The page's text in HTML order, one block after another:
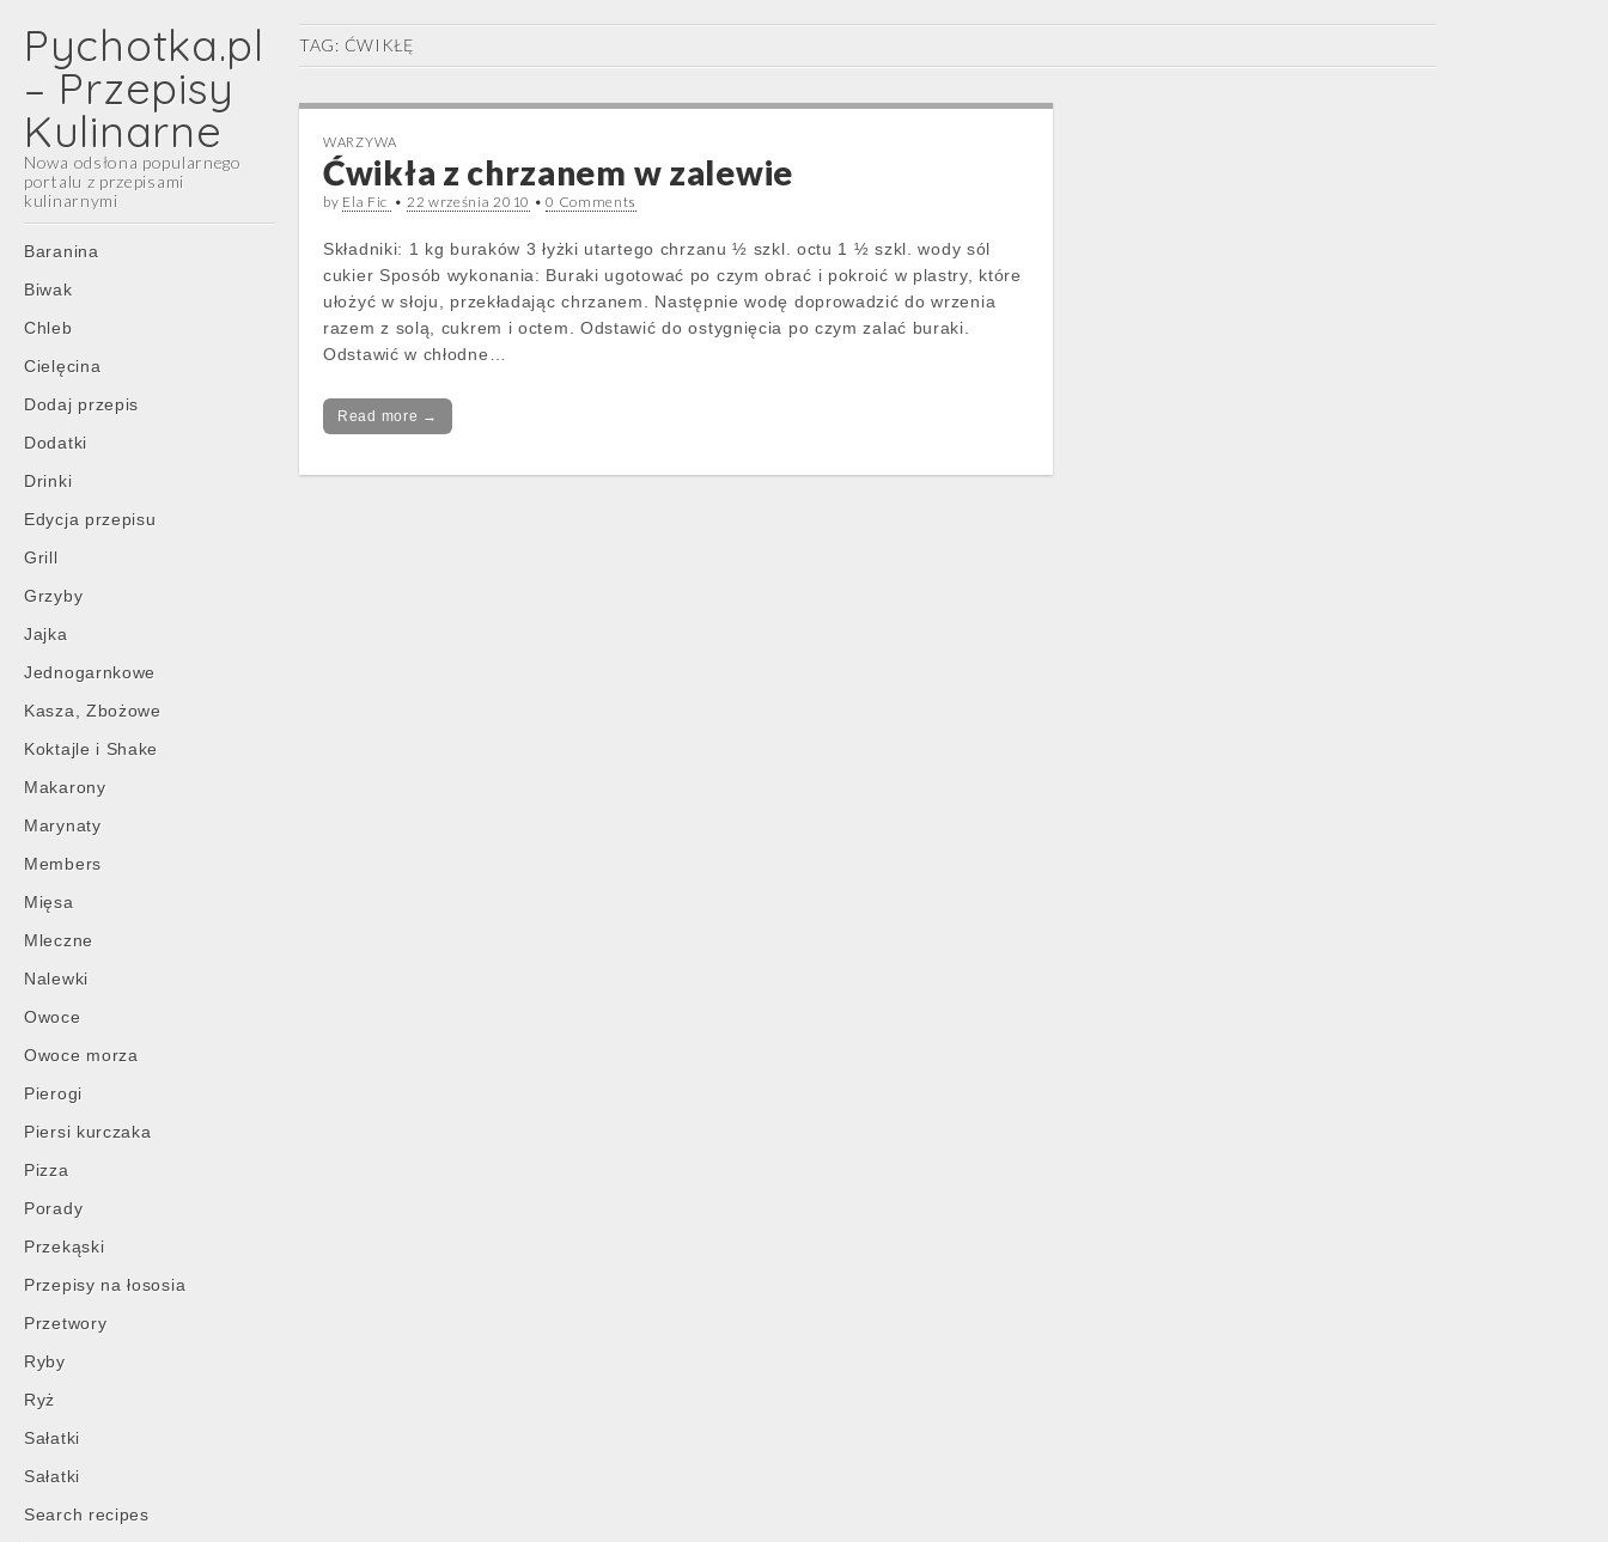
Pychotka.pl
– Przepisy
Kulinarne
Nowa odsłona popularnego
portalu z przepisami
kulinarnymi
Main
menu
Skip
content
Baranina
Biwak
Chleb
Cielęcina
Dodaj przepis
Dodatki
Drinki
Edycja przepisu
Grill
Grzyby
Jajka
Jednogarnkowe
Kasza, Zbożowe
Koktajle i Shake
Makarony
Marynaty
Members
Mięsa
Mleczne
Nalewki
Owoce
Owoce morza
Pierogi
Piersi kurczaka
Pizza
Porady
Przekąski
Przepisy na łososia
Przetwory
Ryby
Ryż
Sałatki
Sałatki
Search recipes
TAG: ĆWIKŁĘ
WARZYWA
Ćwikła z chrzanem w zalewie
by Ela Fic • 22 września 2010 •0 Comments
Składniki: 1 kg buraków 3 łyżki utartego chrzanu ½ szkl. octu 1 ½ szkl. wody sól
cukier Sposób wykonania: Buraki ugotować po czym obrać i pokroić w plastry, które
ułożyć w słoju, przekładając chrzanem. Następnie wodę doprowadzić do wrzenia
razem z solą, cukrem i octem. Odstawić do ostygnięcia po czym zalać buraki.
Odstawić w chłodne…
Read more →